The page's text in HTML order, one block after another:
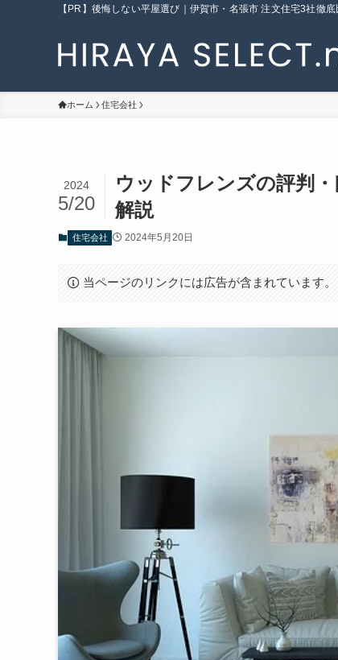
【PR】後悔しない平屋選び｜伊賀市・名張市 注文住宅3社徹底
ホーム 住宅会社
ウッドフレンズの評判
解説
2024
5/20
住宅会社 2024年5月20日
当ページのリンクには広告が含まれています。